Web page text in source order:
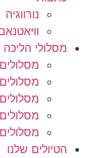
נורווגיה
מסלולי הליכה
הטיולים שלנו